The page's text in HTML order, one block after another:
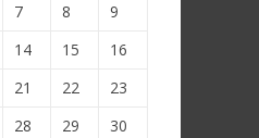
7 8
9
14 15
16
21 22
23
28 29
30